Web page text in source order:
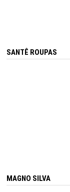
SANTÊ ROUPAS
MAGNO SILVA